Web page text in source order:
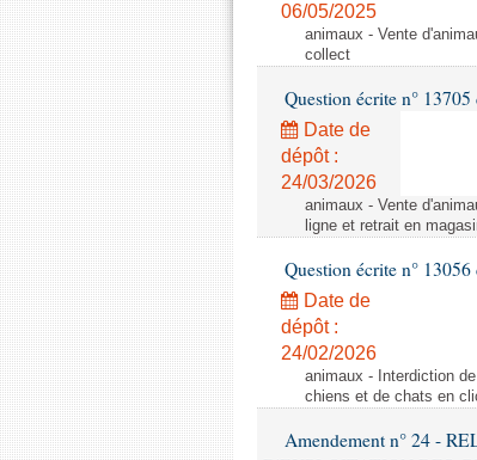
06/05/2025
animaux - Vente
collect
Question écrite n°
Date de
dépôt :
24/03/2026
animaux - Vente
ligne et retrait en
Question écrite n°
Date de
dépôt :
24/02/2026
animaux - Interdiction
chiens et de chats en
Amendement n° 24 -